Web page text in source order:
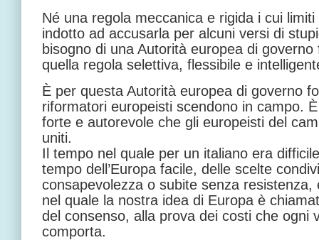
Né una regola meccanica e rigida i cui
indotto ad accusarla per alcuni versi di
bisogno di una Autorità europea di
quella regola selettiva, flessibile e
È per questa Autorità europea di governo
riformatori europeisti scendono in campo.
forte e autorevole che gli europeisti del
uniti.
Il tempo nel quale per un italiano era
tempo dell’Europa facile, delle scelte
consapevolezza o subite senza
nel quale la nostra idea di Europa è
del consenso, alla prova dei costi che ogni
comporta.